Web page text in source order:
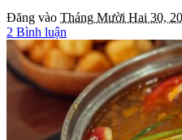
Đăng vào Tháng Mười Hai 30,
2 Bình luận